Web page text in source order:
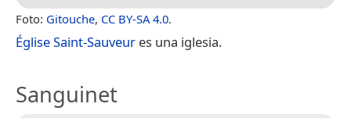
Foto: Gitouche, CC BY-SA 4.0.
Église Saint-Sauveur es una iglesia.
Sanguinet